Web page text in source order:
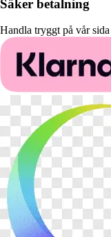
Säker betalning
Handla tryggt på vår sida